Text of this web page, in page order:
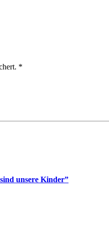
*
unsere Kinder”